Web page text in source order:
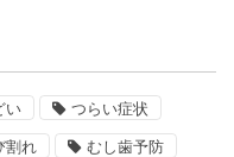
い つらい症状
割れ むし歯予防